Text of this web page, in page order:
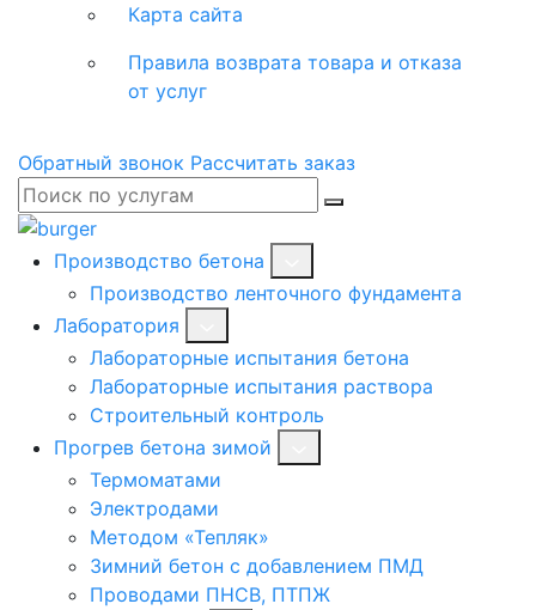
Карта сайта
Правила возврата товара и отказа
от услуг
Обратный звонок Рассчитать заказ
Производство бетона
Производство ленточного фундамента
Лаборатория
Лабораторные испытания бетона
Лабораторные испытания раствора
Строительный контроль
Прогрев бетона зимой
Термоматами
Электродами
Методом «Тепляк»
Зимний бетон с добавлением ПМД
Проводами ПНСВ, ПТПЖ